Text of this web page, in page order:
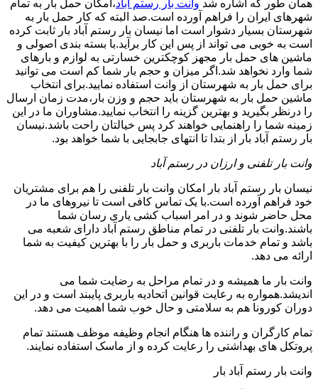
همان طور که اشاره شد وانت بار رستم آباد،امکان حمل بار به تمام
شهرهای ایران را فراهم آورده است.صد البته که کار حمل بار به
شهرستان بسیار دشوار است اما نیسان بار رستم آباد بار ثابت کرده
است به خوبی می تواند از پس این کار برآید.با بسته بندی اصولی و
ماشین های حمل بار مجهز کوچکترین خسارتی به لوازم و بارهای
شما وارد نخواهد شد.اگر میزان و حجم بار شما کم است می توانید
برای حمل بار به شهرستان از وانت استفاده نمایید.برای انتخاب
ماشین حمل بار به شهرستان باید حجم و وزن بار،مدت زمان ارسال
را درنظر بگیرید و بهترین گزینه را انتخاب نمایید.مشاوران ما در این
زمینه شما را راهنمایی خواهند کرد پس خیالتان راحت باشد.نیسان
بار رستم آباد بار از بتدا تا انتهای جابجایی با شما خواهد بود.
وانت بار تلفنی و ارزان در رستم آباد
نیسان بار رستم آباد بار امکان وانت بار تلفنی را هم برای مشتریان
خود فراهم آورده است.با یک تماس کافی است تا نیروهای ما در
محل حاضر شوند و در امر اسباب کشی یاری رسان شما
باشند.وانت بار تلفنی در تمام مناطق رستم آباد دارای شعبه می
باشد و تمام خدمات باربری و حمل بار را با بهترین کیفیت به شما
ارائه می دهد.
وانت بار ما همیشه و در تمام مراحل به رضایت شما می
اندیشد.همواره به رعایت قوانین اتحادیه باربری پایبند است و در این
دوران کورونا هم به سلامتی و حال خوب شما اهمیت می دهد.
تمام کارگران و راننده ها هنگام انجام وظیفه موظف هستند تمام
پروتکل های بهداشتی را رعایت کرده و از ماسک استفاده نمایند.
وانت بار رستم آباد بار